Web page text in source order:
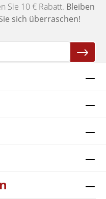
Sie 10 € Rabatt. Bleiben
sich überraschen!